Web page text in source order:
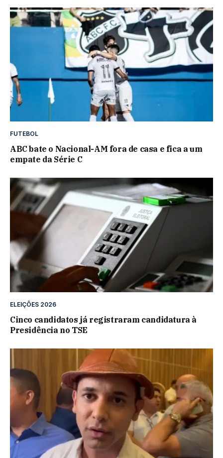
FUTEBOL
ABC bate o Nacional-AM fora de casa e fica a um
empate da Série C
ELEIÇÕES 2026
Cinco candidatos já registraram candidatura à
Presidência no TSE